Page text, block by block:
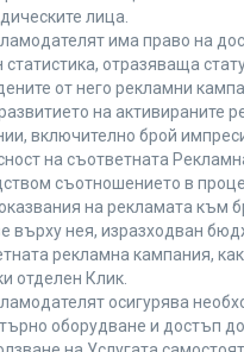
лица.
има право на
статистика, отразяваща
от него рекламни
на активираните
включително брой
на съответната
съотношението в
на рекламата към
върху нея, изразходван
рекламна кампания,
отделен Клик.
осигурява
оборудване и достъп